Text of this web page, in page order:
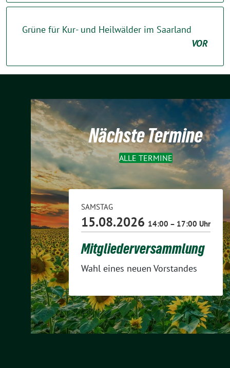
Grüne für Kur- und Heilwälder im Saarland
VOR
Nächste Termine
ALLE TERMINE
SAMSTAG
15.08.2026 14:00 – 17:00 Uhr
Mitgliederversammlung
Wahl eines neuen Vorstandes